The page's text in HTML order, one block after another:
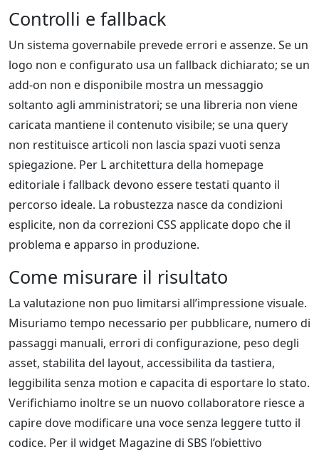
Controlli e fallback
Un sistema governabile prevede errori e assenze. Se un
logo non e configurato usa un fallback dichiarato; se un
add-on non e disponibile mostra un messaggio
soltanto agli amministratori; se una libreria non viene
caricata mantiene il contenuto visibile; se una query
non restituisce articoli non lascia spazi vuoti senza
spiegazione. Per L architettura della homepage
editoriale i fallback devono essere testati quanto il
percorso ideale. La robustezza nasce da condizioni
esplicite, non da correzioni CSS applicate dopo che il
problema e apparso in produzione.
Come misurare il risultato
La valutazione non puo limitarsi all’impressione visuale.
Misuriamo tempo necessario per pubblicare, numero di
passaggi manuali, errori di configurazione, peso degli
asset, stabilita del layout, accessibilita da tastiera,
leggibilita senza motion e capacita di esportare lo stato.
Verifichiamo inoltre se un nuovo collaboratore riesce a
capire dove modificare una voce senza leggere tutto il
codice. Per il widget Magazine di SBS l’obiettivo